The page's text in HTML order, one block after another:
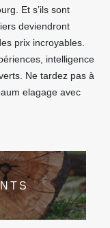
Et s’ils sont
deviendront
prix incroyables.
intelligence
Ne tardez pas à
elagage avec